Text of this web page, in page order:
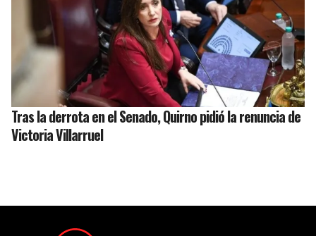
Tras la derrota en el Senado, Quirno pidió la renuncia de
Victoria Villarruel